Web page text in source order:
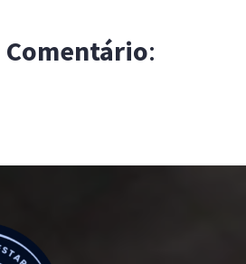
Comentário: